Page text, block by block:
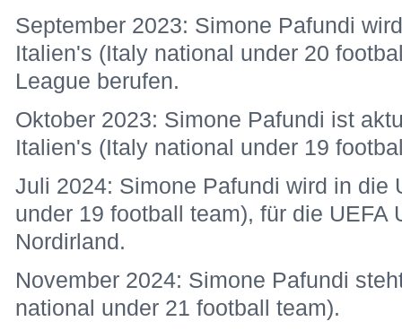
September 2023: Simone Pafundi
Italien's (Italy national under 20
League berufen.
Oktober 2023: Simone Pafundi ist
Italien's (Italy national under 19
Juli 2024: Simone Pafundi wird in die
under 19 football team), für die UEFA
Nordirland.
November 2024: Simone Pafundi
national under 21 football team).